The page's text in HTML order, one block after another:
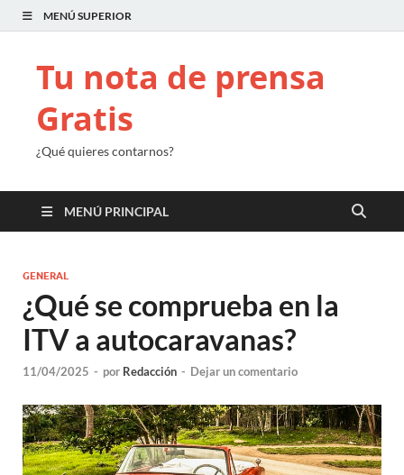
MENÚ SUPERIOR
Tu nota de prensa
Gratis
¿Qué quieres contarnos?
MENÚ PRINCIPAL
GENERAL
¿Qué se comprueba en la
ITV a autocaravanas?
11/04/2025 - por Redacción - Dejar un comentario